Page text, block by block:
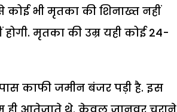
भी मृतका की शिनाख्त नहीं
मृतका की उम्र यही कोई 24-
काफी जमीन बंजर पड़ी है. इस